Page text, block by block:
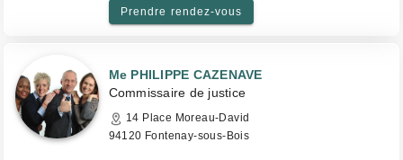
Prendre rendez-vous
Me PHILIPPE CAZENAVE
Commissaire de justice
14 Place Moreau-David
94120 Fontenay-sous-Bois